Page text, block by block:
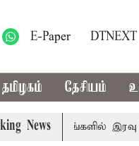
E-Paper DTNEXT
தமிழகம் தேசியம்
News
மாவட்டங்களில் இரவு 7